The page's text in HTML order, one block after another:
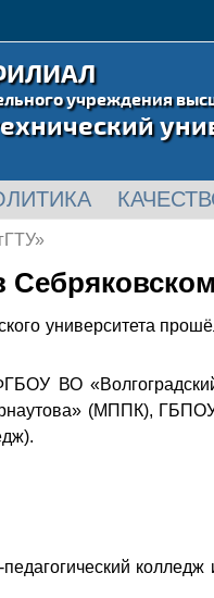
учреждения
университета
ВО
(МППК),